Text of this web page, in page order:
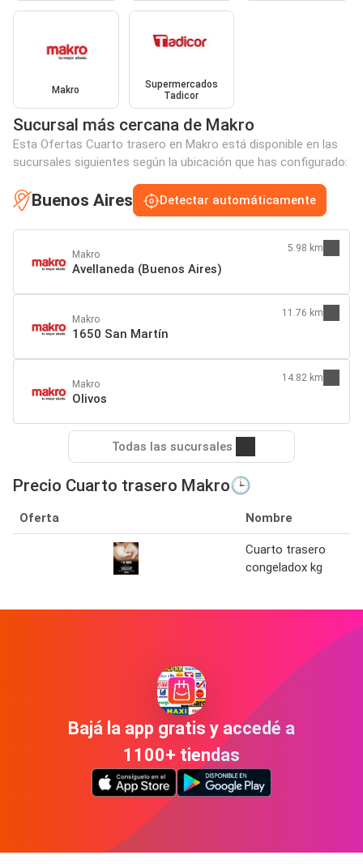
Makro
Supermercados
Tadicor
Sucursal más cercana de Makro
Esta Ofertas Cuarto trasero en Makro está disponible en las
sucursales siguientes según la ubicación que has configurado:
Buenos Aires Detectar automáticamente
Makro
Avellaneda (Buenos Aires)
5.98 km
Makro
1650 San Martín
11.76 km
Makro
Olivos
14.82 km
Todas las sucursales
Precio Cuarto trasero Makro🕒
Oferta Nombre
Cuarto trasero
congeladox kg
Bajá la app gratis y accedé a
1100+ tiendas